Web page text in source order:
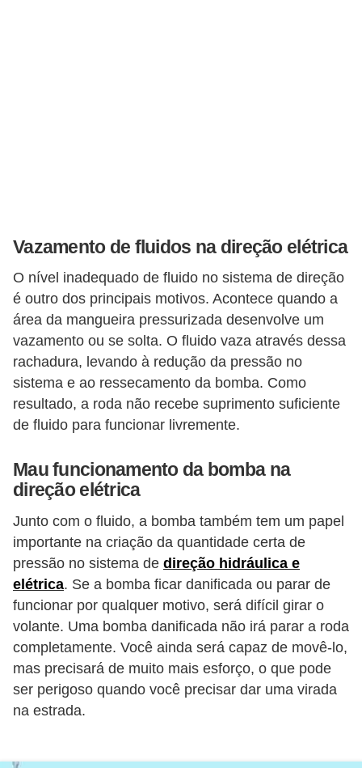
Vazamento de fluidos na direção elétrica
O nível inadequado de fluido no sistema de direção
é outro dos principais motivos. Acontece quando a
área da mangueira pressurizada desenvolve um
vazamento ou se solta. O fluido vaza através dessa
rachadura, levando à redução da pressão no
sistema e ao ressecamento da bomba. Como
resultado, a roda não recebe suprimento suficiente
de fluido para funcionar livremente.
Mau funcionamento da bomba na
direção elétrica
Junto com o fluido, a bomba também tem um papel
importante na criação da quantidade certa de
pressão no sistema de direção hidráulica e
elétrica. Se a bomba ficar danificada ou parar de
funcionar por qualquer motivo, será difícil girar o
volante. Uma bomba danificada não irá parar a roda
completamente. Você ainda será capaz de movê-lo,
mas precisará de muito mais esforço, o que pode
ser perigoso quando você precisar dar uma virada
na estrada.
D
v
i
d
a
s
a
u
o
o
t
i
v
a
s
L
e
s